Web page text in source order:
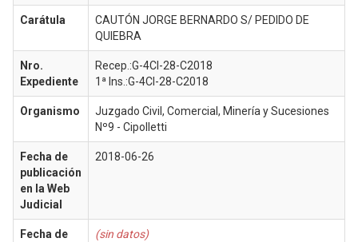
Carátula
CAUTÓN JORGE BERNARDO S/ PEDIDO DE
QUIEBRA
Nro.
Expediente
Recep.:G-4CI-28-C2018
1ª Ins.:G-4CI-28-C2018
Organismo
Juzgado Civil, Comercial, Minería y Sucesiones
Nº9 - Cipolletti
Fecha de
publicación
en la Web
Judicial
2018-06-26
Fecha de
(sin datos)